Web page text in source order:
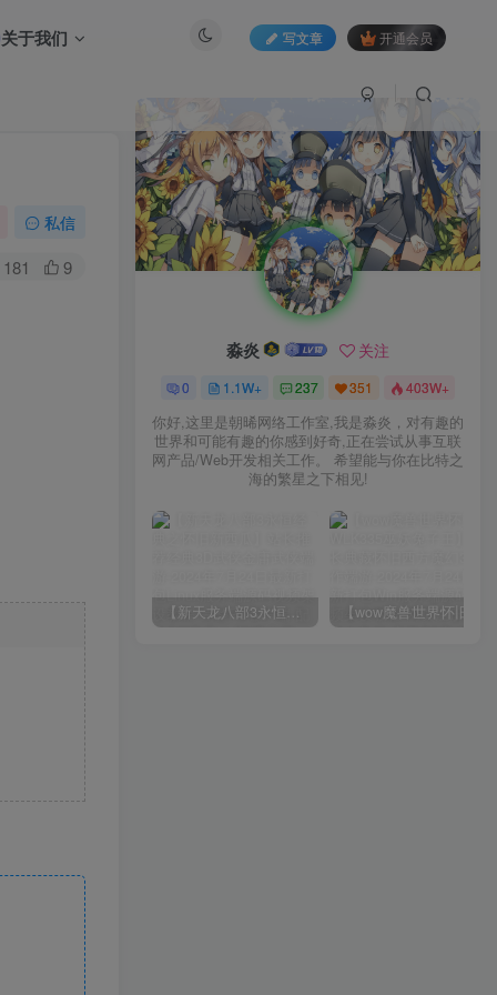
关于我们 写文章 开通会员
私信
181 9
淼炎 关注
0 1.1W+ 237 351 403W+
你好,这里是朝晞网络工作室,我是淼炎，对有趣的
世界和可能有趣的你感到好奇,正在尝试从事互联
网产品/Web开发相关工作。 希望能与你在比特之
海的繁星之下相见!
【新天龙八部3永恒经典之怀旧新西瓜】站长推荐经典3D武侠金庸武侠端游-2024年7月24日最新打包Linux服务端源码视频架设教程-完整PC客户端-配套GM工具！